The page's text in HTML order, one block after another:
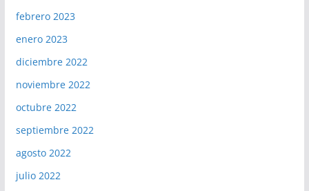
febrero 2023
enero 2023
diciembre 2022
noviembre 2022
octubre 2022
septiembre 2022
agosto 2022
julio 2022